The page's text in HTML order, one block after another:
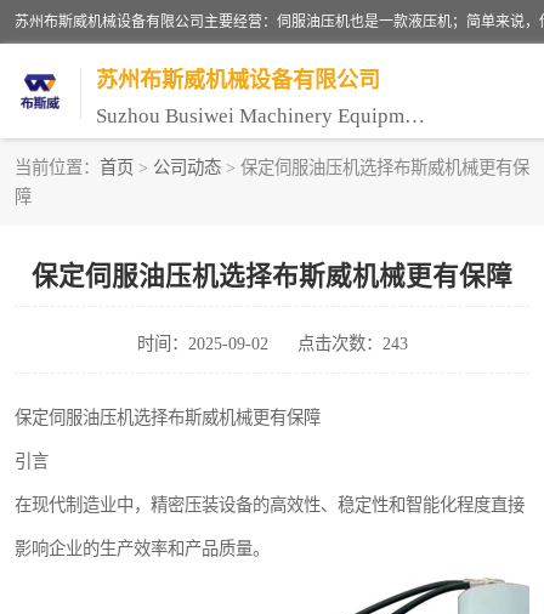
苏州布斯威机械设备有限公司
Suzhou Busiwei Machinery Equipment Co., Ltd.
当前位置： 首页 > 公司动态 > 保定伺服油压机选择布斯威机械更有保
障
保定伺服油压机选择布斯威机械更有保障
时间：2025-09-02 点击次数：243
保定伺服油压机选择布斯威机械更有保障
引言
在现代制造业中，精密压装设备的高效性、稳定性和智能化程度直接
影响企业的生产效率和产品质量。
数控油压机-伺服油压机
气压机-气动压床